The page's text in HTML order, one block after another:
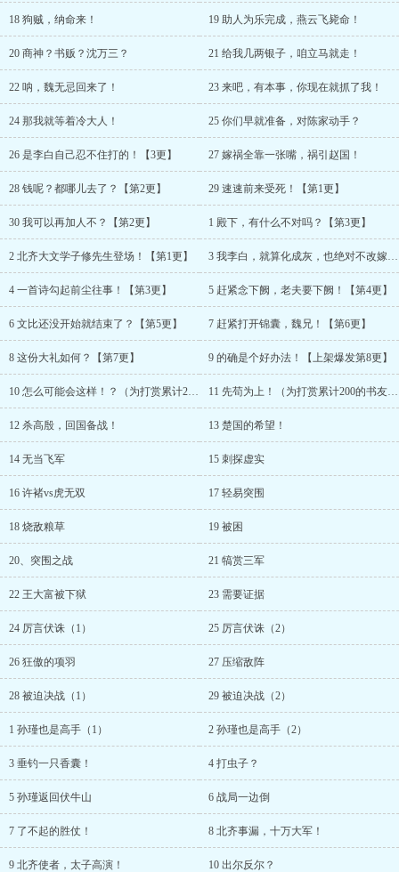
18 狗贼，纳命来！ 19 助人为乐完成，燕云飞毙命！
20 商神？书贩？沈万三？ 21 给我几两银子，咱立马就走！
22 呐，魏无忌回来了！ 23 来吧，有本事，你现在就抓了我！
24 那我就等着冷大人！ 25 你们早就准备，对陈家动手？
26 是李白自己忍不住打的！【3更】 27 嫁祸全靠一张嘴，祸引赵国！
28 钱呢？都哪儿去了？【第2更】 29 速速前来受死！【第1更】
30 我可以再加人不？【第2更】 1 殿下，有什么不对吗？【第3更】
2 北齐大文学子修先生登场！【第1更】 3 我李白，就算化成灰，也绝对不改嫁【第2更】
4 一首诗勾起前尘往事！【第3更】 5 赶紧念下阙，老夫要下阙！【第4更】
6 文比还没开始就结束了？【第5更】 7 赶紧打开锦囊，魏兄！【第6更】
8 这份大礼如何？【第7更】 9 的确是个好办法！【上架爆发第8更】
10 怎么可能会这样！？（为打赏累计200的书友加更1/2） 11 先苟为上！（为打赏累计200的书友加更2/2）
12 杀高殷，回国备战！ 13 楚国的希望！
14 无当飞军 15 刺探虚实
16 许褚vs虎无双 17 轻易突围
18 烧敌粮草 19 被困
20、突围之战 21 犒赏三军
22 王大富被下狱 23 需要证据
24 厉言伏诛（1） 25 厉言伏诛（2）
26 狂傲的项羽 27 压缩敌阵
28 被迫决战（1） 29 被迫决战（2）
1 孙瑾也是高手（1） 2 孙瑾也是高手（2）
3 垂钓一只香囊！ 4 打虫子？
5 孙瑾返回伏牛山 6 战局一边倒
7 了不起的胜仗！ 8 北齐事漏，十万大军！
9 北齐使者，太子高演！ 10 出尔反尔？